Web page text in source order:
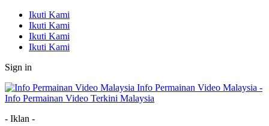
Ikuti Kami
Ikuti Kami
Ikuti Kami
Ikuti Kami
Sign in
Info Permainan Video Malaysia -
Info Permainan Video Terkini Malaysia
- Iklan -